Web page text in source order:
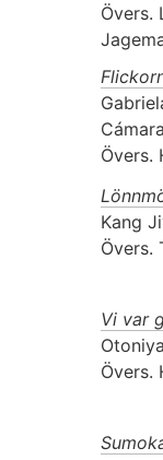
Övers.
Cámara
Övers.
Kang
Övers.
Vi var
Övers.